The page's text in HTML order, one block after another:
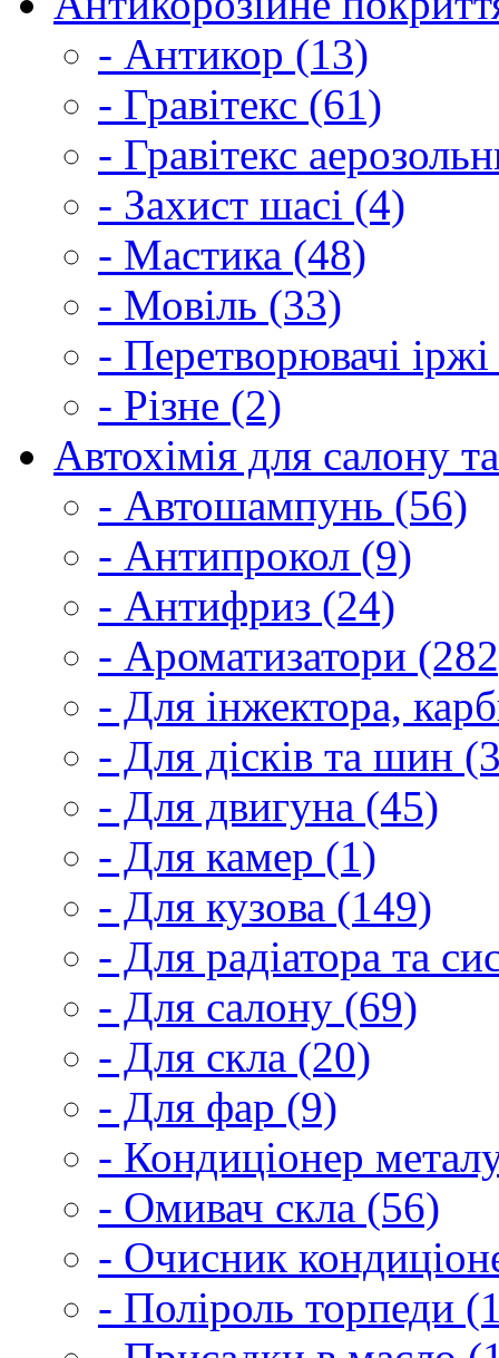
- Антикор (13)
- Гравітекс (61)
- Гравітекс
- Захист шасі (4)
- Мастика (48)
- Мовіль (33)
- Перетворювачі
- Різне (2)
Автохімія для салону
- Автошампунь (56)
- Антипрокол (9)
- Антифриз (24)
- Ароматизатори
- Для інжектора,
- Для дісків та шин
- Для двигуна (45)
- Для камер (1)
- Для кузова (149)
- Для радіатора та
- Для салону (69)
- Для скла (20)
- Для фар (9)
- Кондиціонер
- Омивач скла (56)
- Очисник
- Поліроль торпеди